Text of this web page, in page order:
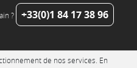
? +33(0)1 84 17 38 96
de nos services. En